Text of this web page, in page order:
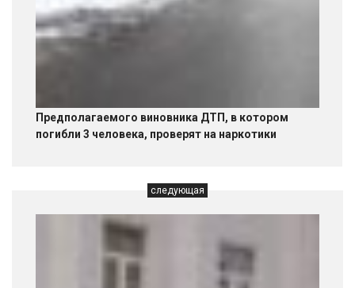
Предполагаемого виновника ДТП, в котором
погибли 3 человека, проверят на наркотики
следующая